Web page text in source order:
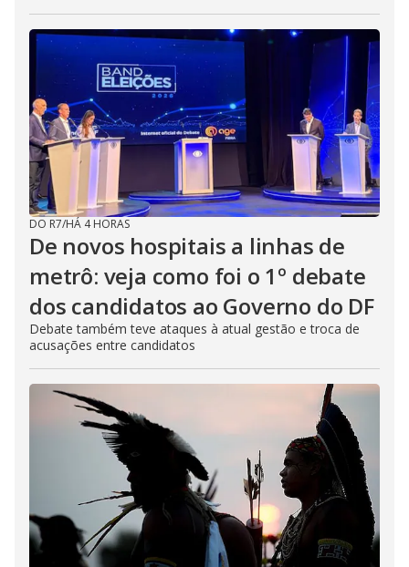
DO R7/HÁ 4 HORAS
De novos hospitais a linhas de
metrô: veja como foi o 1º debate
dos candidatos ao Governo do DF
Debate também teve ataques à atual gestão e troca de
acusações entre candidatos